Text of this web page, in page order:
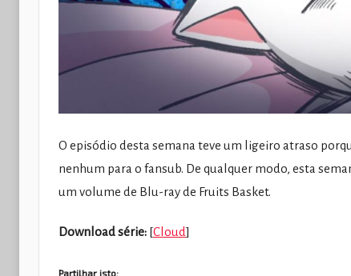
O episódio desta semana teve um ligeiro atraso
nenhum para o fansub. De qualquer modo, esta
um volume de Blu-ray de Fruits Basket.
Download série: [Cloud]
Partilhar isto: